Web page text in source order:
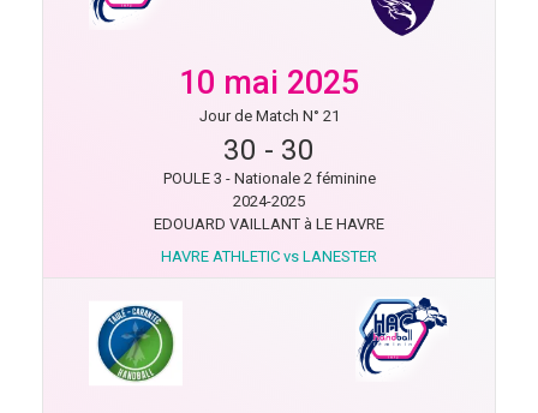
10 mai 2025
Jour de Match N° 21
30 - 30
POULE 3 - Nationale 2 féminine
2024-2025
EDOUARD VAILLANT à LE HAVRE
HAVRE ATHLETIC vs LANESTER